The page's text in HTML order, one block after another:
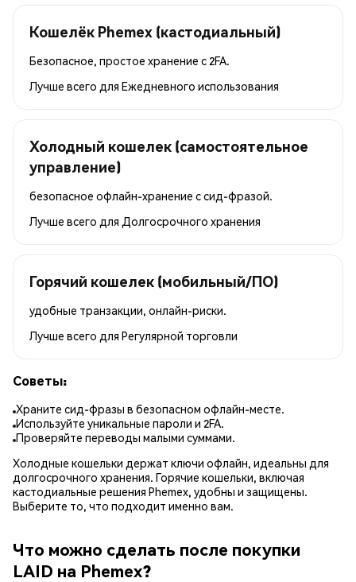
Кошелёк Phemex (кастодиальный)
Безопасное, простое хранение с 2FA.
Лучше всего для Ежедневного использования
Холодный кошелек (самостоятельное
управление)
безопасное офлайн-хранение с сид-фразой.
Лучше всего для Долгосрочного хранения
Горячий кошелек (мобильный/ПО)
удобные транзакции, онлайн-риски.
Лучше всего для Регулярной торговли
Советы:
Храните сид-фразы в безопасном офлайн-месте.
Используйте уникальные пароли и 2FA.
Проверяйте переводы малыми суммами.
Холодные кошельки держат ключи офлайн, идеальны для
долгосрочного хранения. Горячие кошельки, включая
кастодиальные решения Phemex, удобны и защищены.
Выберите то, что подходит именно вам.
Что можно сделать после покупки
LAID на Phemex?